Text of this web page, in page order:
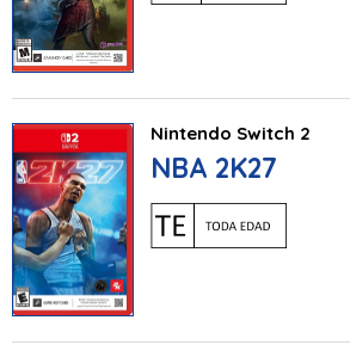
Nintendo Switch 2
NBA 2K27